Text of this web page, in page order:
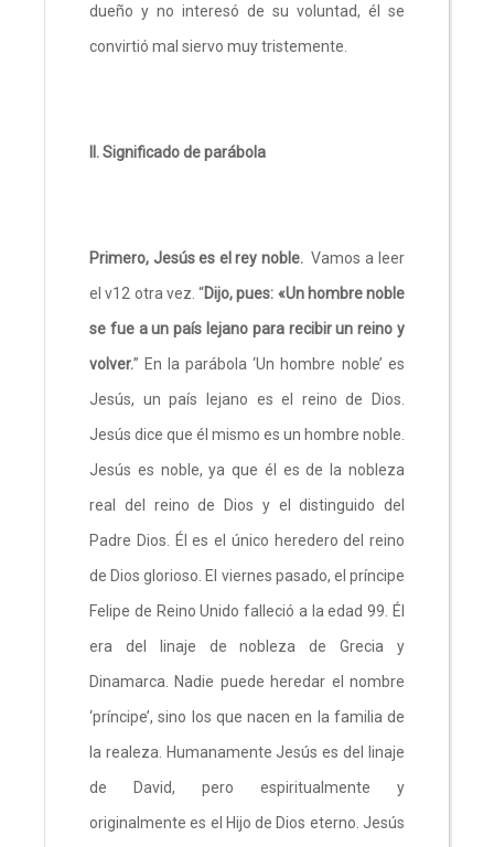
dueño y no interesó de su voluntad, él se
convirtió mal siervo muy tristemente.
II. Significado de parábola
Primero, Jesús es el rey noble. Vamos a leer
el v12 otra vez. “Dijo, pues: «Un hombre noble
se fue a un país lejano para recibir un reino y
volver.” En la parábola ‘Un hombre noble’ es
Jesús, un país lejano es el reino de Dios.
Jesús dice que él mismo es un hombre noble.
Jesús es noble, ya que él es de la nobleza
real del reino de Dios y el distinguido del
Padre Dios. Él es el único heredero del reino
de Dios glorioso. El viernes pasado, el príncipe
Felipe de Reino Unido falleció a la edad 99. Él
era del linaje de nobleza de Grecia y
Dinamarca. Nadie puede heredar el nombre
‘príncipe’, sino los que nacen en la familia de
la realeza. Humanamente Jesús es del linaje
de David, pero espiritualmente y
originalmente es el Hijo de Dios eterno. Jesús